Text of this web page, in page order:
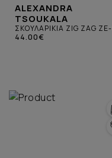
ALEXANDRA
TSOUKALA
ΣΚΟΥΛΑΡΙΚΙΑ ZIG ZAG
44.00€